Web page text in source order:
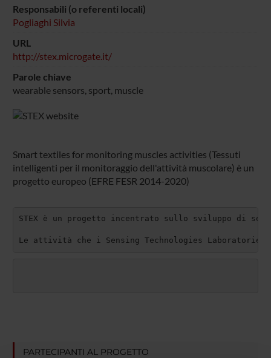
Responsabili (o referenti locali)
Pogliaghi Silvia
URL
http://stex.microgate.it/
Parole chiave
wearable sensors, sport, muscle
Smart textiles for monitoring muscles activities (Tessuti
intelligenti per il monitoraggio dell'attività muscolare) è un
progetto europeo (EFRE FESR 2014-2020)
STEX è un progetto incentrato sullo sviluppo di
Le attività che i Sensing Technologies
PARTECIPANTI AL PROGETTO